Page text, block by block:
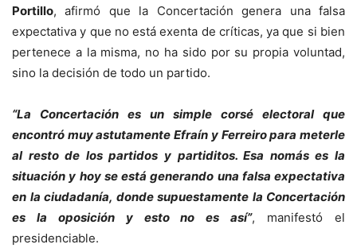
Portillo, afirmó que la Concertación genera una falsa
expectativa y que no está exenta de críticas, ya que si bien
pertenece a la misma, no ha sido por su propia voluntad,
sino la decisión de todo un partido.
“La Concertación es un simple corsé electoral que
encontró muy astutamente Efraín y Ferreiro para meterle
al resto de los partidos y partiditos. Esa nomás es la
situación y hoy se está generando una falsa expectativa
en la ciudadanía, donde supuestamente la Concertación
es la oposición y esto no es así”, manifestó el
presidenciable.